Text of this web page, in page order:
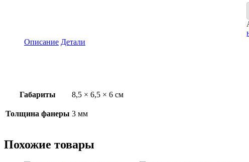
Описание Детали
Габариты 8,5 × 6,5 × 6 см
Толщина фанеры 3 мм
Похожие товары